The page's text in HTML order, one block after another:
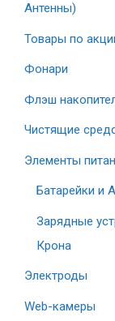
Антенны)
Товары по
Фонари
Флэш
Чистящие
Элементы
Батарейки и
Зарядные
Крона
Электроды
Web-камеры